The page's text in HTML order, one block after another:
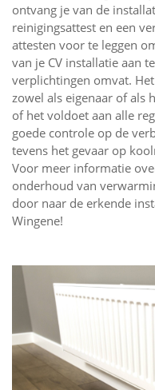
ontvang je van de
reinigingsattest en een
attesten voor te leggen
van je CV installatie aan
verplichtingen omvat.
zowel als eigenaar of als
of het voldoet aan alle
goede controle op de
tevens het gevaar op
Voor meer informatie
onderhoud van
door naar de erkende
Wingene!